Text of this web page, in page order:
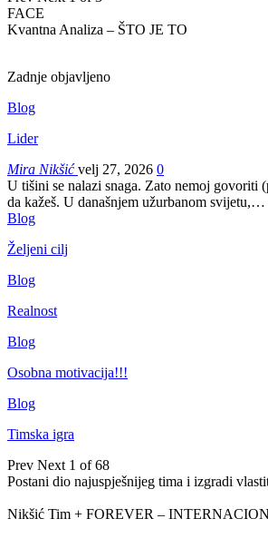
FACE
Kvantna Analiza – ŠTO JE TO
Zadnje objavljeno
Blog
Lider
Mira Nikšićvelj 27, 2026 0
U tišini se nalazi snaga. Zato nemoj govoriti
da kažeš. U današnjem užurbanom svijetu,…
Blog
Željeni cilj
Blog
Realnost
Blog
Osobna motivacija!!!
Blog
Timska igra
Prev Next 1 of 68
Postani dio najuspješnijeg tima i izgradi
Nikšić Tim + FOREVER –